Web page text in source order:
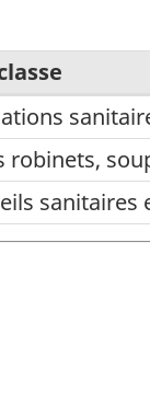
robinets,
sanitaires